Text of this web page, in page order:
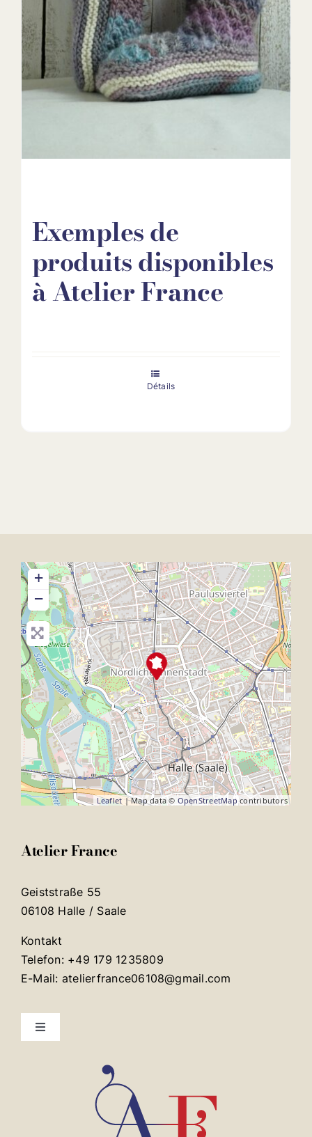
Exemples de
produits disponibles
à Atelier France
Détails
+
−
Leaflet | Map data © OpenStreetMap contributors
Atelier France
Geiststraße 55
06108 Halle / Saale
Kontakt
Telefon: +49 179 1235809
E-Mail: atelierfrance06108@gmail.com
Toggle
Mentions légales